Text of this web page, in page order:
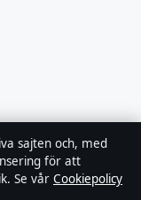
sajten och, med
för att
Se vår Cookiepolicy